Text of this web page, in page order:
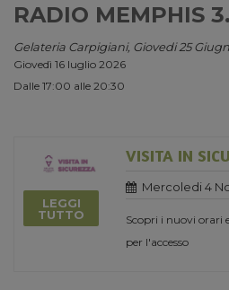
RADIO MEMPHIS
Gelateria Carpigiani, Giovedi 25
Giovedì 16 luglio 2026
Dalle 17:00 alle 20:30
LEGGI
TUTTO
VISITA IN
Mercoledi 4
Scopri i nuovi orari
per l'accesso